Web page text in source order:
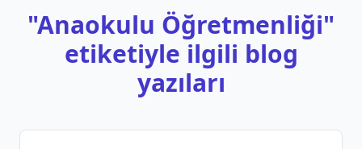
"Anaokulu Öğretmenliği"
etiketiyle ilgili blog
yazıları